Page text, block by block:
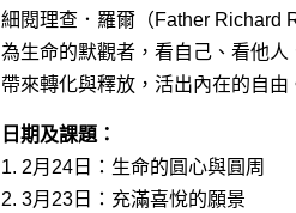
細閱理查．羅爾（Father Richard
為生命的默觀者，看自己、看他
帶來轉化與釋放，活出內在的自由
日期及課題：
1. 2月24日：生命的圓心與圓周
2. 3月23日：充滿喜悅的願景